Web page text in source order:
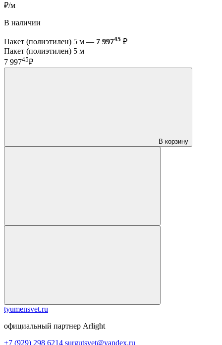
₽/м
В наличии
Пакет (полиэтилен) 5 м — 7 99745 ₽
Пакет (полиэтилен) 5 м
7 99745₽
В корзину
tyumensvet.ru
официальный партнер Arlight
+7 (929) 298 6214 surgutsvet@yandex.ru